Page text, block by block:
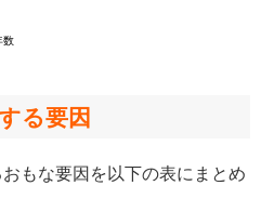
る要因
もな要因を以下の表にまとめ